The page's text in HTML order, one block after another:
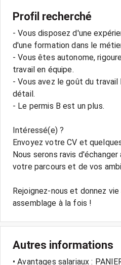
Profil recherché
- Vous disposez d'une
d'une formation dans le
- Vous êtes autonome,
travail en équipe.
- Vous avez le goût du
détail.
- Le permis B est un plus.
Intéressé(e) ?
Envoyez votre CV et
Nous serons ravis
votre parcours et de vos
Rejoignez-nous et donnez
Autres informations
• Avantages salariaux :